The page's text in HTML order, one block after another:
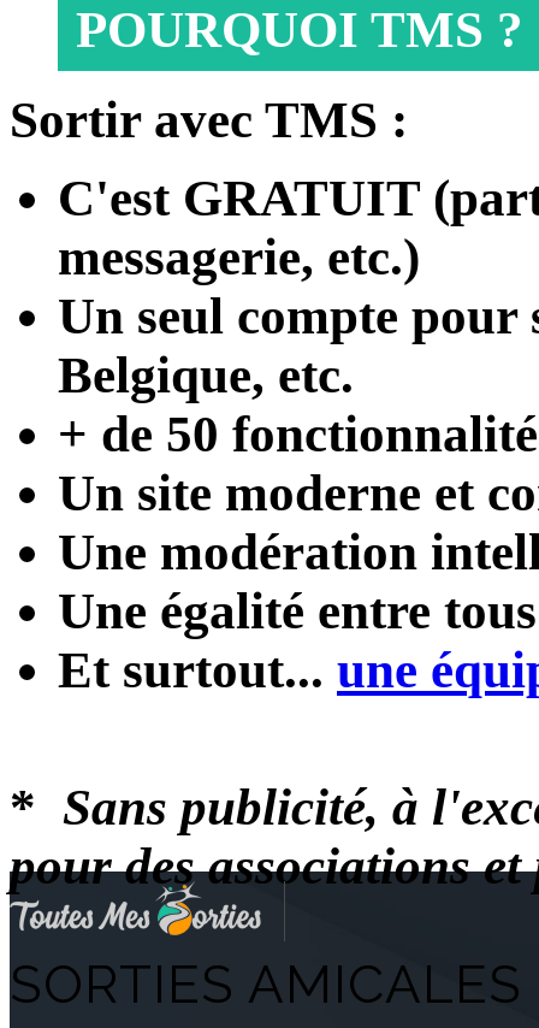
POURQUOI TMS ?
Sortir avec TMS :
C'est GRATUIT
messagerie, etc.)
Un seul compte pour
Belgique, etc.
+ de 50
Un site moderne et
Une modération
Une égalité entre
Et surtout... une
* Sans publicité, à
pour des associations
SORTIES